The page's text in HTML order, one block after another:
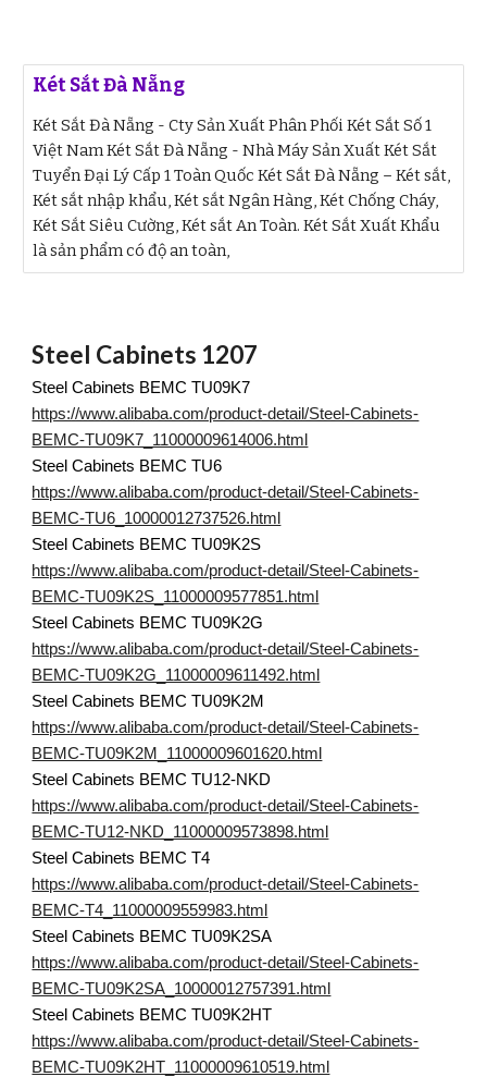
Két Sắt Đà Nẵng
Két Sắt Đà Nẵng - Cty Sản Xuất Phân Phối Két Sắt Số 1
Việt Nam Két Sắt Đà Nẵng - Nhà Máy Sản Xuất Két Sắt
Tuyển Đại Lý Cấp 1 Toàn Quốc Két Sắt Đà Nẵng – Két sắt,
Két sắt nhập khẩu, Két sắt Ngân Hàng, Két Chống Cháy,
Két Sắt Siêu Cường, Két sắt An Toàn. Két Sắt Xuất Khẩu
là sản phẩm có độ an toàn,
Steel Cabinets 1207
Steel Cabinets BEMC TU09K7
https://www.alibaba.com/product-detail/Steel-Cabinets-
BEMC-TU09K7_11000009614006.html
Steel Cabinets BEMC TU6
https://www.alibaba.com/product-detail/Steel-Cabinets-
BEMC-TU6_10000012737526.html
Steel Cabinets BEMC TU09K2S
https://www.alibaba.com/product-detail/Steel-Cabinets-
BEMC-TU09K2S_11000009577851.html
Steel Cabinets BEMC TU09K2G
https://www.alibaba.com/product-detail/Steel-Cabinets-
BEMC-TU09K2G_11000009611492.html
Steel Cabinets BEMC TU09K2M
https://www.alibaba.com/product-detail/Steel-Cabinets-
BEMC-TU09K2M_11000009601620.html
Steel Cabinets BEMC TU12-NKD
https://www.alibaba.com/product-detail/Steel-Cabinets-
BEMC-TU12-NKD_11000009573898.html
Steel Cabinets BEMC T4
https://www.alibaba.com/product-detail/Steel-Cabinets-
BEMC-T4_11000009559983.html
Steel Cabinets BEMC TU09K2SA
https://www.alibaba.com/product-detail/Steel-Cabinets-
BEMC-TU09K2SA_10000012757391.html
Steel Cabinets BEMC TU09K2HT
https://www.alibaba.com/product-detail/Steel-Cabinets-
BEMC-TU09K2HT_11000009610519.html